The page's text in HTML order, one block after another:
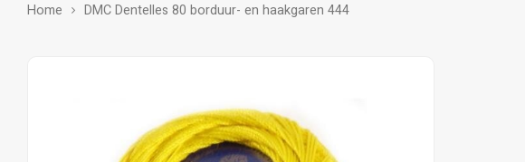
Home DMC Dentelles 80 borduur- en haakgaren 444